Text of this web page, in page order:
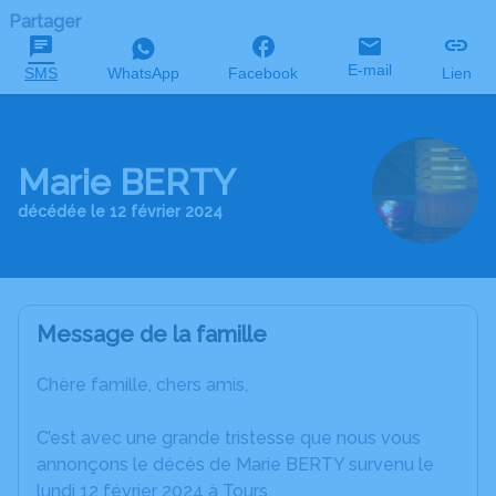
Partager
SMS WhatsApp Facebook E-mail Lien
Marie BERTY
décédée le 12 février 2024
Message de la famille
Chère famille, chers amis,
C’est avec une grande tristesse que nous vous
annonçons le décès de Marie BERTY survenu le
lundi 12 février 2024 à Tours.